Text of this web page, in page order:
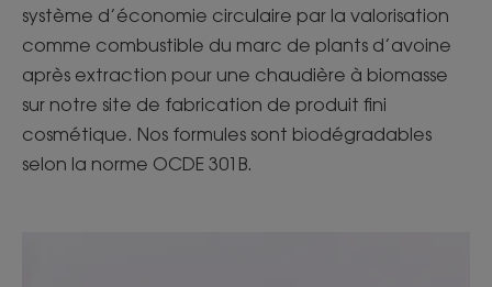
système d’économie circulaire par la valorisation
comme combustible du marc de plants d’avoine
après extraction pour une chaudière à biomasse
sur notre site de fabrication de produit fini
cosmétique. Nos formules sont biodégradables
selon la norme OCDE 301B.